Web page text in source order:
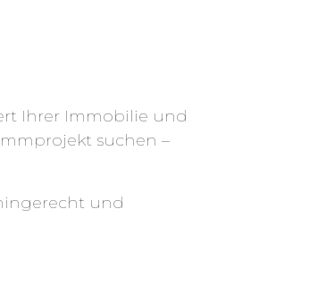
Ihrer Immobilie und
suchen –
und